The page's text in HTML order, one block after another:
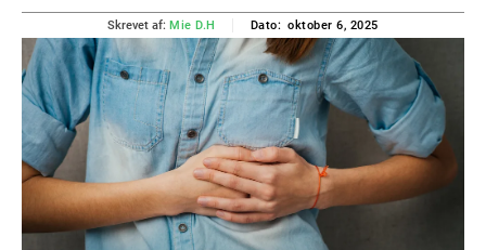
Skrevet af: Mie D.H Dato: oktober 6, 2025